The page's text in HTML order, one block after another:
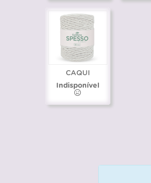
CAQUI
Indisponível